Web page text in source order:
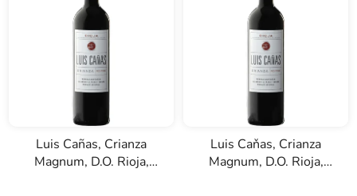
Luis Cañas, Crianza
Magnum, D.O. Rioja,
Luis Caňas, Crianza
Magnum, D.O. Rioja,